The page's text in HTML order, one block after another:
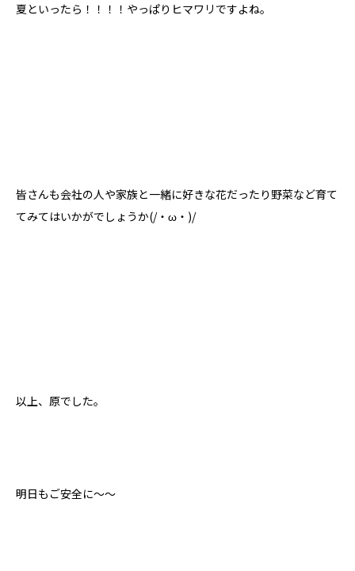
夏といったら！！！！やっぱりヒマワリですよね。
皆さんも会社の人や家族と一緒に好きな花だったり野菜など育て
てみてはいかがでしょうか(/・ω・)/
以上、原でした。
明日もご安全に～～